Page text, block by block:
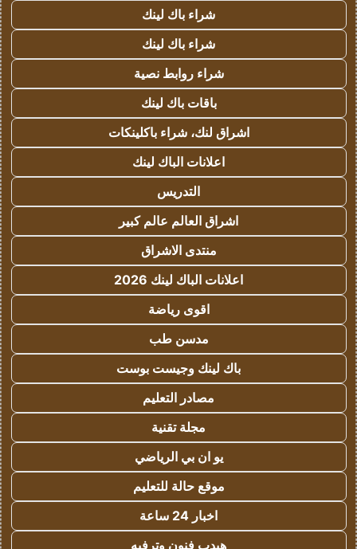
شراء باك لينك
شراء باك لينك
شراء روابط نصية
باقات باك لينك
اشراق لنك، شراء باكلينكات
اعلانات الباك لينك
التدريس
اشراق العالم عالم كبير
منتدى الاشراق
اعلانات الباك لينك 2026
اقوى رياضة
مدسن طب
باك لينك وجيست بوست
مصادر التعليم
مجلة تقنية
يو ان بي الرياضي
موقع حالة للتعليم
اخبار 24 ساعة
هيدب فنون وترفيه